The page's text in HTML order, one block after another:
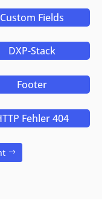
Custom Fields
DXP-Stack
Footer
Fehler 404